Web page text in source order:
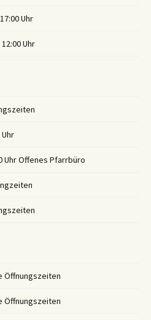
Uhr
Uhr
Uhr
Uhr Offenes Pfarrbüro
Öffnungszeiten
Öffnungszeiten